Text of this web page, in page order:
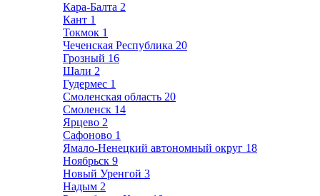
Кара-Балта 2
Кант 1
Токмок 1
Чеченская Республика 20
Грозный 16
Шали 2
Гудермес 1
Смоленская область 20
Смоленск 14
Ярцево 2
Сафоново 1
Ямало-Ненецкий автономный округ 18
Ноябрьск 9
Новый Уренгой 3
Надым 2